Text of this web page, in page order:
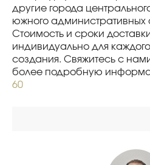
другие города
южного административных
Стоимость и сроки
индивидуально для
создания. Свяжитесь с
более подробную
60